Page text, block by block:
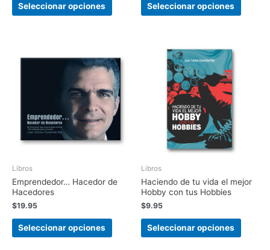
Seleccionar opciones Seleccionar opciones
Libros
Emprendedor… Hacedor de
Hacedores
$19.95
Seleccionar opciones
Libros
Haciendo de tu vida el mejor
Hobby con tus Hobbies
$9.95
Seleccionar opciones